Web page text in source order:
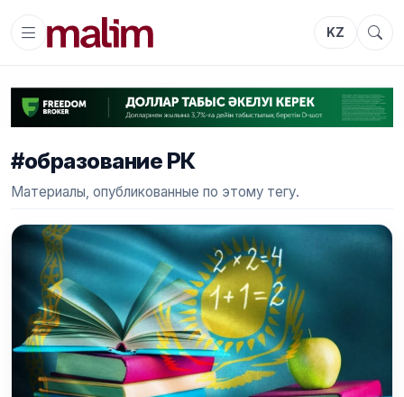
KZ
#образование РК
Материалы, опубликованные по этому тегу.